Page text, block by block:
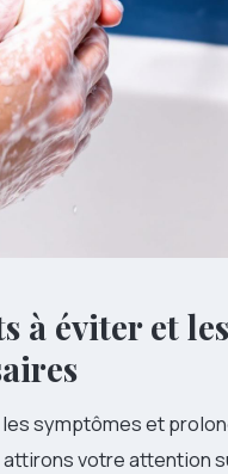
à éviter et les
symptômes et
votre attention